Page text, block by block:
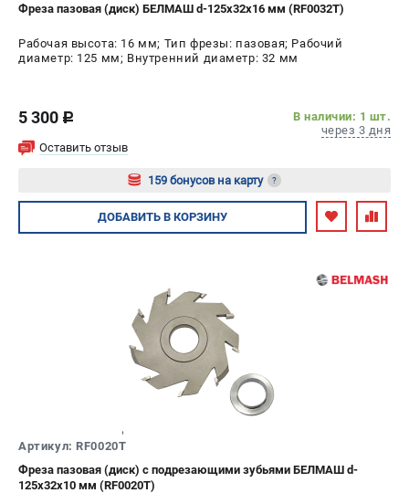
Фреза пазовая (диск) БЕЛМАШ d-125х32х16 мм (RF0032T)
Рабочая высота: 16 мм; Тип фрезы: пазовая; Рабочий
диаметр: 125 мм; Внутренний диаметр: 32 мм
5 300 c
В наличии: 1 шт.
через 3 дня
Оставить отзыв
159 бонусов на карту ?
Авторизуйтесь
ДОБАВИТЬ В КОРЗИНУ
Артикул: RF0020T
Фреза пазовая (диск) с подрезающими зубьями БЕЛМАШ d-
125х32х10 мм (RF0020T)